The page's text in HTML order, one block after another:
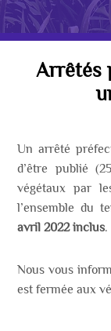
Arrêtés
Un arrêté
d’être publié
végétaux par
l’ensemble du
avril 2022 inclus.
Nous vous
est fermée aux